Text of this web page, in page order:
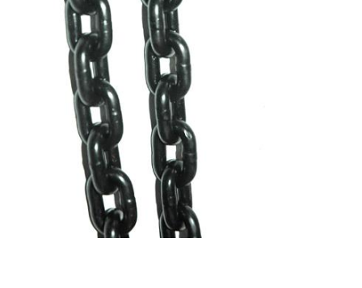
Оставьте сообщение
Мы скоро тебе перезвоним!